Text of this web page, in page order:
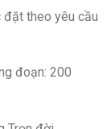
đặt theo yêu cầu
đoạn: 200